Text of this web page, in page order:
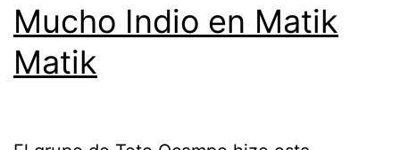
Mucho Indio en Matik
Matik